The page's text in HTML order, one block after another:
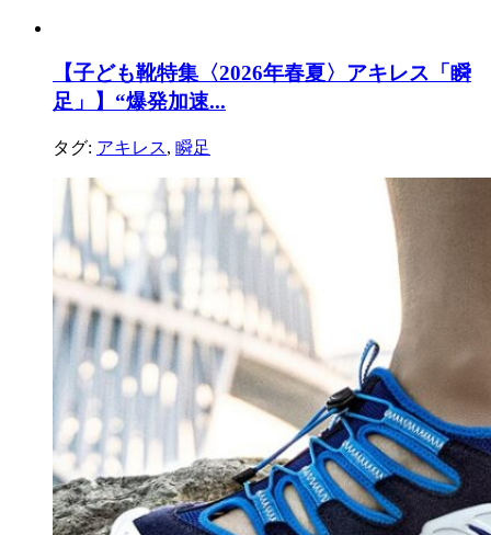
【子ども靴特集〈2026年春夏〉アキレス「瞬
足」】“爆発加速...
タグ: アキレス, 瞬足